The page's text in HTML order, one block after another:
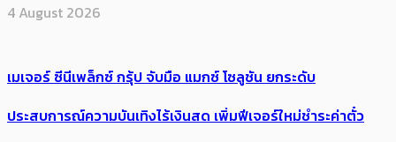
4 August 2026
เมเจอร์ ซีนีเพล็กซ์ กรุ้ป จับมือ แมกซ์ โซลูชัน ยกระดับ
ประสบการณ์ความบันเทิงไร้เงินสด เพิ่มฟีเจอร์ใหม่ชำระค่าตั๋ว